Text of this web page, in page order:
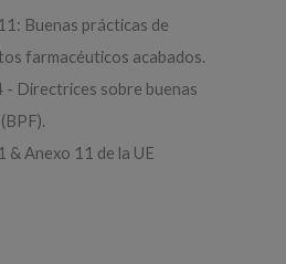
Buenas prácticas de
farmacéuticos acabados.
- Directrices sobre buenas
& Anexo 11 de la UE